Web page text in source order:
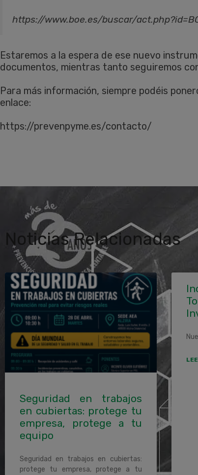
https://www.boe.es/buscar/
Estaremos a la espera de ese nuevo
documentos, mientras tanto seguiremos
Para más información, siempre podéis
enlace:
https://prevenpyme.es/contacto/
Noticias Relacionadas
Seguridad en trabajos
en cubiertas: protege tu
empresa, protege a tu
equipo
Seguridad en trabajos en cubiertas:
protege tu empresa, protege a tu